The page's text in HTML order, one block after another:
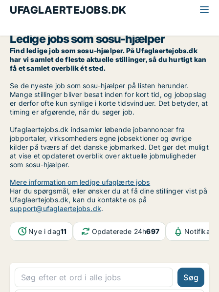
UFAGLAERTEJOBS.DK
Ledige jobs som sosu-hjælper
Find ledige job som sosu-hjælper. På Ufaglaertejobs.dk
har vi samlet de fleste aktuelle stillinger, så du hurtigt kan
få et samlet overblik ét sted.
Se de nyeste job som sosu-hjælper på listen herunder.
Mange stillinger bliver besat inden for kort tid, og jobopslag
er derfor ofte kun synlige i korte tidsvinduer. Det betyder, at
timing er afgørende, når du søger job.
Ufaglaertejobs.dk indsamler løbende jobannoncer fra
jobportaler, virksomheders egne jobsektioner og øvrige
kilder på tværs af det danske jobmarked. Det gør det muligt
at vise et opdateret overblik over aktuelle jobmuligheder
som sosu-hjælper.
Mere information om ledige ufaglærte jobs
Har du spørgsmål, eller ønsker du at få dine stillinger vist på
Ufaglaertejobs.dk, kan du kontakte os på
support@ufaglaertejobs.dk.
Nye i dag11 Opdaterede 24h697
Søg